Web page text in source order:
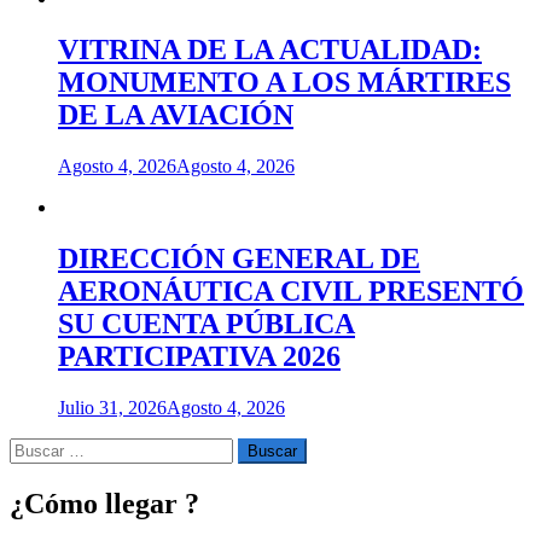
VITRINA DE LA ACTUALIDAD:
MONUMENTO A LOS MÁRTIRES
DE LA AVIACIÓN
Agosto 4, 2026Agosto 4, 2026
DIRECCIÓN GENERAL DE
AERONÁUTICA CIVIL PRESENTÓ
SU CUENTA PÚBLICA
PARTICIPATIVA 2026
Julio 31, 2026Agosto 4, 2026
Buscar
por:
¿Cómo llegar ?